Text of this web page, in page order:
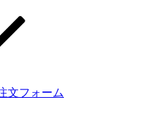
文フォーム